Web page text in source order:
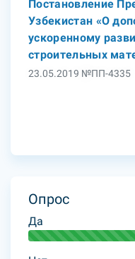
Постановление
Узбекистан «О
ускоренному
строительных
23.05.2019 №ПП-4335
Опрос
Да